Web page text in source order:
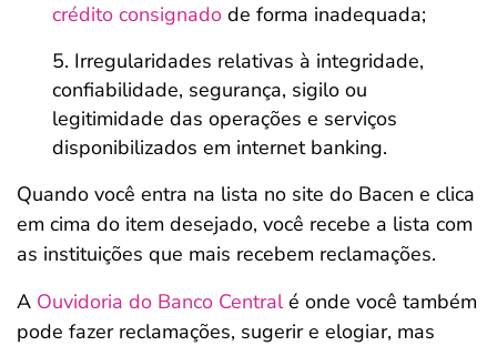
crédito consignado de forma inadequada;
Irregularidades relativas à integridade,
confiabilidade, segurança, sigilo ou
legitimidade das operações e serviços
disponibilizados em internet banking.
Quando você entra na lista no site do Bacen e clica
em cima do item desejado, você recebe a lista com
as instituições que mais recebem reclamações.
A Ouvidoria do Banco Centralé onde você também
pode fazer reclamações, sugerir e elogiar, mas